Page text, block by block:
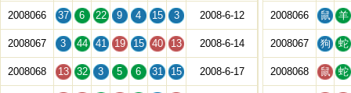
2008066 37 6 22 9 4 15 3 2008-6-12
2008067 3 44 41 19 15 40 13 2008-6-14
2008068 13 32 3 5 6 31 15 2008-6-17
2008066 鼠 羊
2008067 狗 蛇
2008068 鼠 蛇